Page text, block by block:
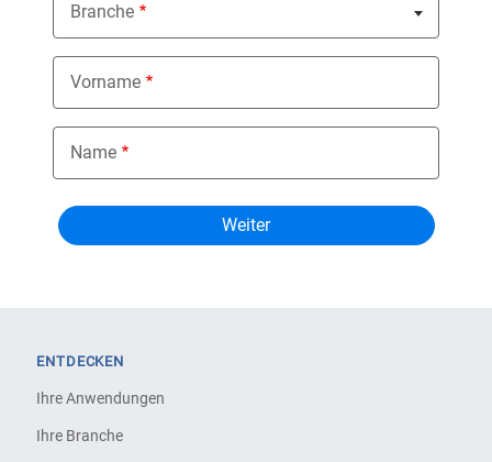
Branche
Nothing selected
Vorname
Name
ENTDECKEN
Ihre Anwendungen
Ihre Branche